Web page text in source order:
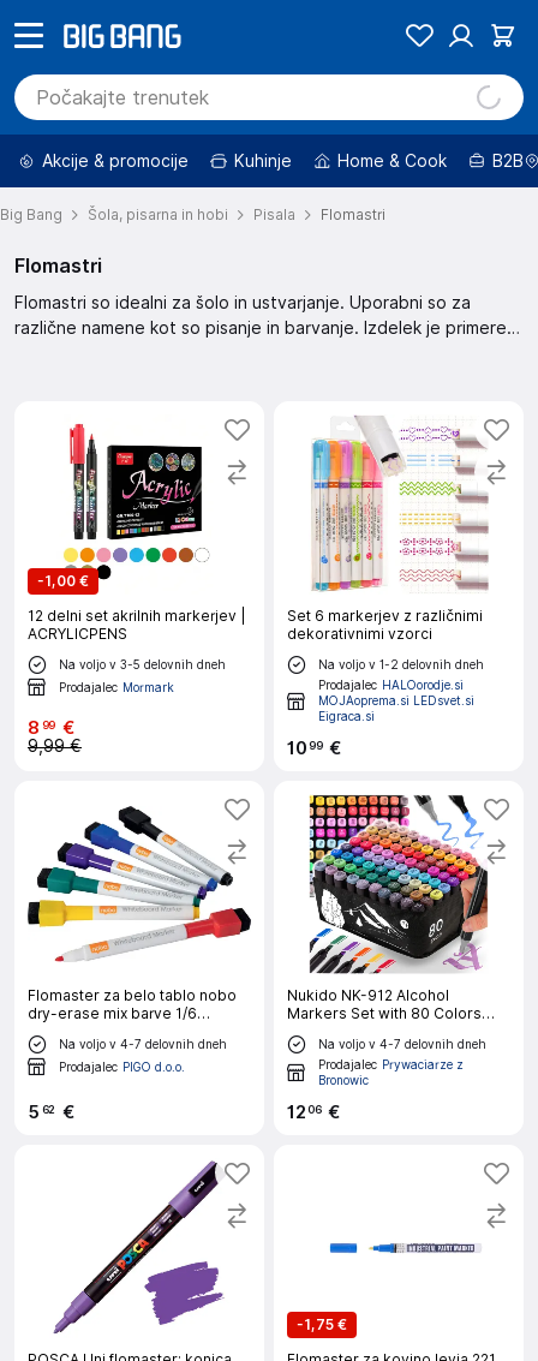
Akcije & promocije Kuhinje Home & Cook B2B
Big Bang Šola, pisarna in hobi Pisala Flomastri
Flomastri
Flomastri so idealni za šolo in ustvarjanje. Uporabni so za
različne namene kot so pisanje in barvanje. Izdelek je primeren
-1,00 €
12 delni set akrilnih markerjev |
ACRYLICPENS
Na voljo v 3-5 delovnih dneh
Prodajalec Mormark
8 99 €
9,99 €
Set 6 markerjev z različnimi
dekorativnimi vzorci
Na voljo v 1-2 delovnih dneh
Prodajalec HALOorodje.si
MOJAoprema.si LEDsvet.si
Eigraca.si
1099 €
Flomaster za belo tablo nobo
dry-erase mix barve 1/6
1903792
Na voljo v 4-7 delovnih dneh
Prodajalec PIGO d.o.o.
5 62 €
Nukido NK-912 Alcohol
Markers Set with 80 Colors
and Portable Bag
Na voljo v 4-7 delovnih dneh
Prodajalec Prywaciarze z
Bronowic
1206 €
-1,75 €